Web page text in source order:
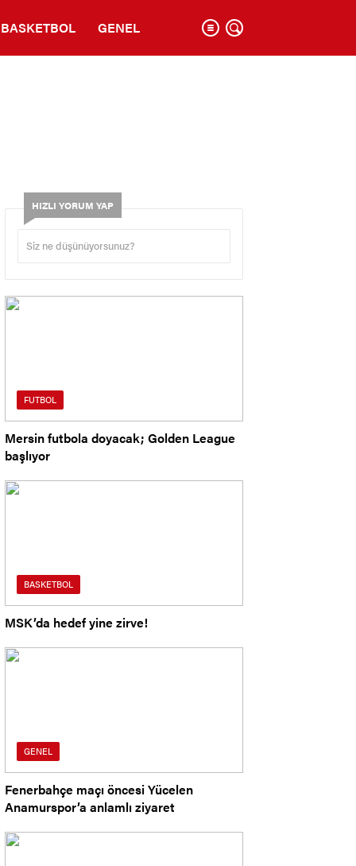
BASKETBOL GENEL
HIZLI YORUM YAP
FUTBOL
Mersin futbola doyacak; Golden League
başlıyor
BASKETBOL
MSK’da hedef yine zirve!
GENEL
Fenerbahçe maçı öncesi Yücelen
Anamurspor’a anlamlı ziyaret